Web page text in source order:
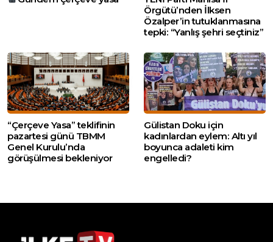
Örgütü’nden İlksen
Özalper’in tutuklanmasına
tepki: “Yanlış şehri seçtiniz”
“Çerçeve Yasa” teklifinin
pazartesi günü TBMM
Genel Kurulu’nda
görüşülmesi bekleniyor
Gülistan Doku için
kadınlardan eylem: Altı yıl
boyunca adaleti kim
engelledi?